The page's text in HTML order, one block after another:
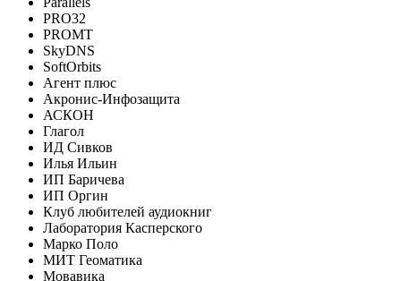
PRO32
PROMT
SkyDNS
SoftOrbits
Агент плюс
Акронис-Инфозащита
АСКОН
Глагол
ИД Сивков
Илья Ильин
ИП Баричева
ИП Оргин
Клуб любителей аудиокниг
Лаборатория Касперского
Марко Поло
МИТ Геоматика
Мовавика